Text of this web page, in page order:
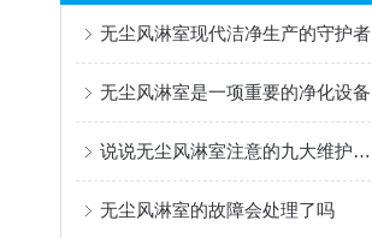
无尘风淋室现代洁净生产的守护者
无尘风淋室是一项重要的净化设备
说说无尘风淋室注意的九大维护要点
无尘风淋室的故障会处理了吗